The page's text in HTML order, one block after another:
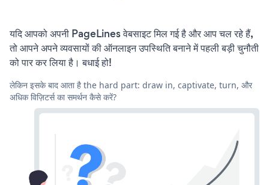
यदि आपको अपनी PageLines वेबसाइट मिल गई है और आप चल रहे हैं,
तो आपने अपने व्यवसायों की ऑनलाइन उपस्थिति बनाने में पहली बड़ी चुनौती
को पार कर लिया है। बधाई हो!
लेकिन इसके बाद आता है the hard part: draw in, captivate, turn, और
अधिक विज़िटर्स का समर्थन कैसे करें?